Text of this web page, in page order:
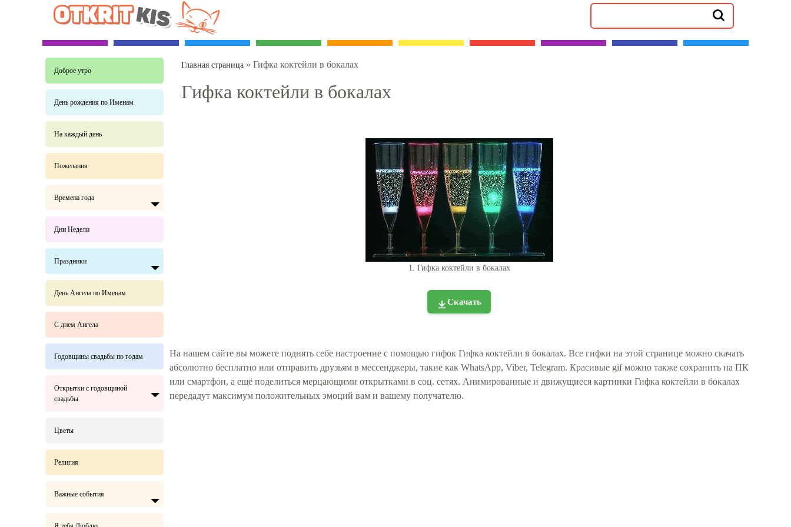
Доброе утро
День рождения по Именам
На каждый день
Пожелания
Времена года
Дни Недели
Праздники
День Ангела по Именам
С днем Ангела
Годовщины свадьбы по годам
Открытки с годовщиной
свадьбы
Цветы
Религия
Важные события
Главная страница » Гифка коктейли в бокалах
Гифка коктейли в бокалах
1. Гифка коктейли в бокалах
Скачать
На нашем сайте вы можете поднять себе настроение с помощью гифок Гифка коктейли в бокалах. Все гифки на этой странице можно скачать
абсолютно бесплатно или отправить друзьям в мессенджеры, такие как WhatsApp, Viber, Telegram. Красивые gif можно также сохранить на ПК
или смартфон, а ещё поделиться мерцающими открытками в соц. сетях. Анимированные и движущиеся картинки Гифка коктейли в бокалах
передадут максимум положительных эмоций вам и вашему получателю.